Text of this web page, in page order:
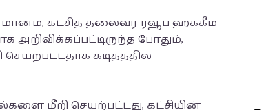
கட்சித் தலைவர் ரவூப் ஹக்கீம்
அறிவிக்கப்பட்டிருந்த போதும்,
கடிதத்தில்
மீறி செயற்பட்டது, கட்சியின்